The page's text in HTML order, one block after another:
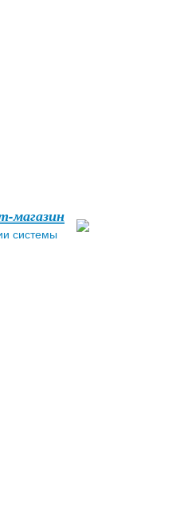
магазин
системы